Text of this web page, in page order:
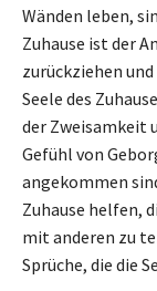
Wänden leben,
Zuhause ist der
zurückziehen
Seele des
der Zweisamkeit
Gefühl von
angekommen
Zuhause helfen,
mit anderen zu
Sprüche, die die